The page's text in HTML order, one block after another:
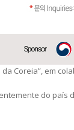
Coreia”, em
do